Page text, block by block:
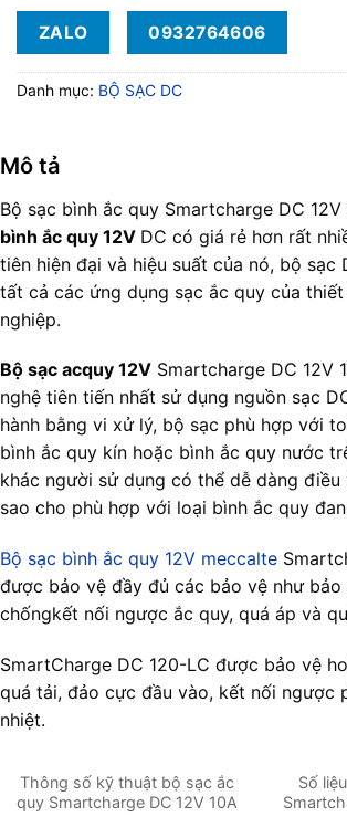
ZALO 0932764606
Danh mục: BỘ SẠC DC
Mô tả
Bộ sạc bình ắc quy Smartcharge DC 12V
bình ắc quy 12V DC có giá rẻ hơn rất
tiên hiện đại và hiệu suất của nó, bộ sạc
tất cả các ứng dụng sạc ắc quy của
nghiệp.
Bộ sạc acquy 12V Smartcharge DC 12V
nghệ tiên tiến nhất sử dụng nguồn sạc
hành bằng vi xử lý, bộ sạc phù hợp với
bình ắc quy kín hoặc bình ắc quy nước
khác người sử dụng có thể dễ dàng điều
sao cho phù hợp với loại bình ắc quy
Bộ sạc bình ắc quy 12V meccalte
được bảo vệ đầy đủ các bảo vệ như bảo
chốngkết nối ngược ắc quy, quá áp và
SmartCharge DC 120-LC được bảo vệ
quá tải, đảo cực đầu vào, kết nối ngược
nhiệt.
Thông số kỹ thuật bộ sạc ắc
quy Smartcharge DC 12V 10A
Số